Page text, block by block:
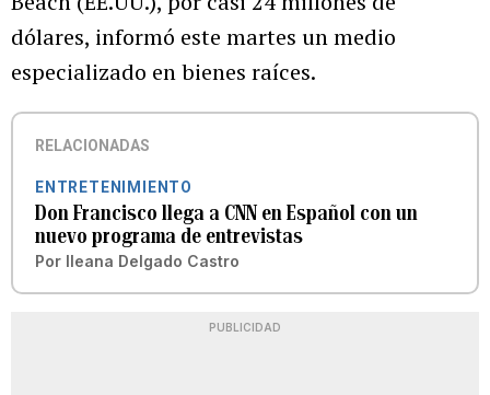
dólares, informó este martes un medio
especializado en bienes raíces.
RELACIONADAS
ENTRETENIMIENTO
Don Francisco llega a CNN en Español con un
nuevo programa de entrevistas
Por Ileana Delgado Castro
PUBLICIDAD